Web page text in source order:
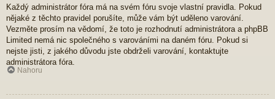
Každý administrátor fóra má na svém fóru svoje vlastní pravidla. Pokud
nějaké z těchto pravidel porušíte, může vám být uděleno varování.
Vezměte prosím na vědomí, že toto je rozhodnutí administrátora a phpBB
Limited nemá nic společného s varováními na daném fóru. Pokud si
nejste jisti, z jakého důvodu jste obdrželi varování, kontaktujte
administrátora fóra.
Nahoru